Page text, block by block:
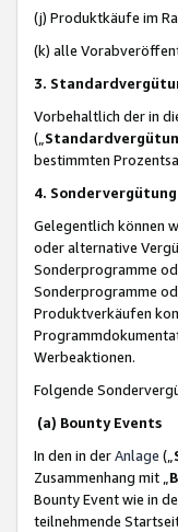
(j) Produktkäufe im
(k) alle
3.
Vorbehaltlich der in
(„
bestimmten
4.
Gelegentlich können
oder alternative
Sonderprogramme
Sonderprogramme
Produktverkäufen
Werbeaktionen.
Folgende
(a) Bounty Events
In den in derAnlage („
Zusammenhang mit „
Bounty Event wie in
teilnehmende